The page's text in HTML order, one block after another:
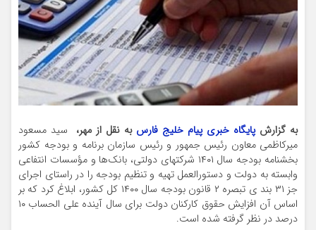
به گزارشپایگاه خبری پیام خلیج فارس به نقل از مهر،
سید مسعود
میرکاظمی معاون رئیس جمهور و رئیس سازمان برنامه و بودجه کشور
بخشنامه بودجه سال ۱۴۰۱ شرکتهای دولتی، بانک‌ها و مؤسسات انتفاعی
وابسته به دولت و دستورالعمل تهیه و تنظیم بودجه را در راستای اجرای
جز ۳۱ بند ی تبصره ۲ قانون بودجه سال ۱۴۰۰ کل کشور، ابلاغ کرد که بر
اساس آن افزایش حقوق کارکنان دولت برای سال آینده علی الحساب ۱۰
درصد در نظر گرفته شده است.